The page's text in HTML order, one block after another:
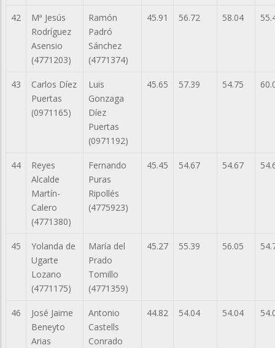
42
Mª Jesús
Rodríguez
Asensio
(4771203)
Ramón
Padró
Sánchez
(4771374)
45.91 56.72 58.04
43
Carlos Díez
Puertas
(0971165)
Luis
Gonzaga
Díez
Puertas
(0971192)
45.65 57.39 54.75
44
Reyes
Alcalde
Martín-
Calero
(4771380)
Fernando
Puras
Ripollés
(4775923)
45.45 54.67 54.67
45
Yolanda de
Ugarte
Lozano
(4771175)
María del
Prado
Tomillo
(4771359)
45.27 55.39 56.05
46
José Jaime
Beneyto
Arias
Antonio
Castells
Conrado
44.82 54.04 54.04